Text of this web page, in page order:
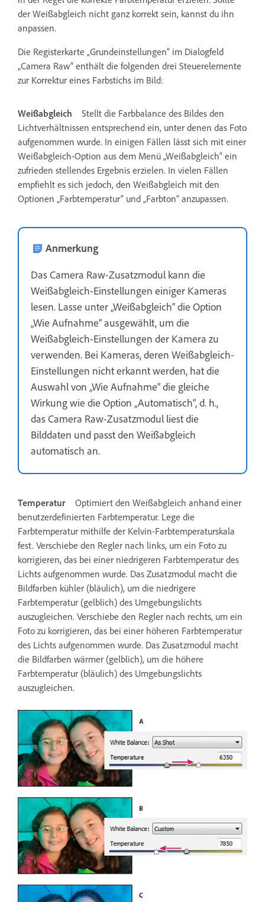
der Weißabgleich nicht ganz korrekt sein, kannst du ihn
anpassen.
Die Registerkarte „Grundeinstellungen“ im Dialogfeld
„Camera Raw“ enthält die folgenden drei Steuerelemente
zur Korrektur eines Farbstichs im Bild:
Weißabgleich
Stellt die Farbbalance des Bildes den
Lichtverhältnissen entsprechend ein, unter denen das Foto
aufgenommen wurde. In einigen Fällen lässt sich mit einer
Weißabgleich-Option aus dem Menü „Weißabgleich“ ein
zufrieden stellendes Ergebnis erzielen. In vielen Fällen
empfiehlt es sich jedoch, den Weißabgleich mit den
Optionen „Farbtemperatur“ und „Farbton“ anzupassen.
Anmerkung
Das Camera Raw-Zusatzmodul kann die
Weißabgleich-Einstellungen einiger Kameras
lesen. Lasse unter „Weißabgleich“ die Option
„Wie Aufnahme“ ausgewählt, um die
Weißabgleich-Einstellungen der Kamera zu
verwenden. Bei Kameras, deren Weißabgleich-
Einstellungen nicht erkannt werden, hat die
Auswahl von „Wie Aufnahme“ die gleiche
Wirkung wie die Option „Automatisch“, d. h.,
das Camera Raw-Zusatzmodul liest die
Bilddaten und passt den Weißabgleich
automatisch an.
Temperatur
Optimiert den Weißabgleich anhand einer
benutzerdefinierten Farbtemperatur. Lege die
Farbtemperatur mithilfe der Kelvin-Farbtemperaturskala
fest. Verschiebe den Regler nach links, um ein Foto zu
korrigieren, das bei einer niedrigeren Farbtemperatur des
Lichts aufgenommen wurde. Das Zusatzmodul macht die
Bildfarben kühler (bläulich), um die niedrigere
Farbtemperatur (gelblich) des Umgebungslichts
auszugleichen. Verschiebe den Regler nach rechts, um ein
Foto zu korrigieren, das bei einer höheren Farbtemperatur
des Lichts aufgenommen wurde. Das Zusatzmodul macht
die Bildfarben wärmer (gelblich), um die höhere
Farbtemperatur (bläulich) des Umgebungslichts
auszugleichen.